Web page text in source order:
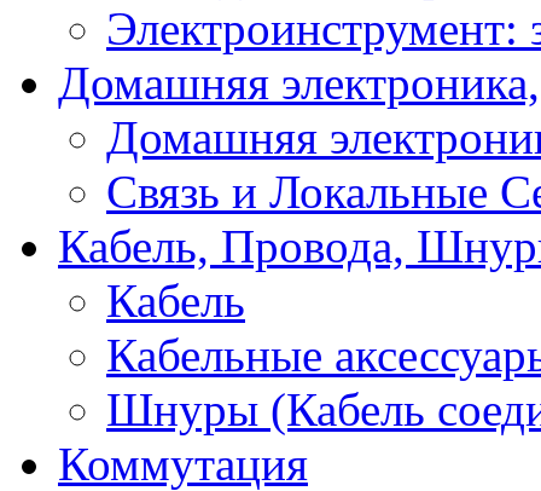
Электроинструмент:
Домашняя
Домашняя
Связь и Локальные
Кабель, Провода,
Кабель
Кабельные
Шнуры (Кабель
Коммутация